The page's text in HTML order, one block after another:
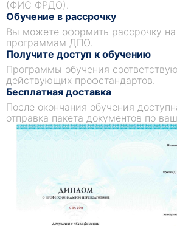
(ФИС ФРДО).
Обучение в рассрочку
Вы можете оформить рассрочку
программам ДПО.
Получите доступ к обучению
Программы обучения
действующих профстандартов.
Бесплатная доставка
После окончания обучения
отправка пакета документов по